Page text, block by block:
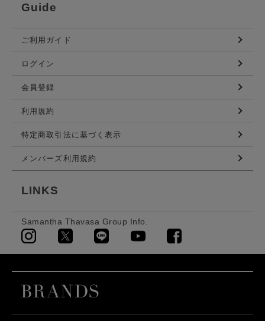
Guide
ご利用ガイド
ログイン
会員登録
利用規約
特定商取引法に基づく表示
メンバーズ利用規約
LINKS
Samantha Thavasa Group Info.